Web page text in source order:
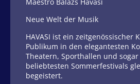
Neue Welt der Musik
HAVASI ist ein zeitgenössischer
Publikum in den elegantesten
Theatern, Sporthallen und
beliebtesten Sommerfestivals
begeistert.